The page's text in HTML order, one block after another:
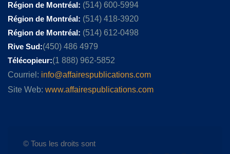
Région de Montréal: (514) 600-5994
Région de Montréal: (514) 418-3920
Région de Montréal: (514) 612-0498
Rive Sud:(450) 486 4979
Télécopieur:(1 888) 962-5852
Courriel: info@affairespublications.com
Site Web: www.affairespublications.com
© Tous les droits sont